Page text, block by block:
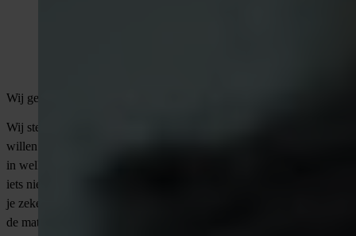
Wij geloven in aandacht boven snelheid
Wij steken veel tijd in het écht begrijpen wat iemand drijft. We
willen weten waar je enthousiast van wordt, wat je ambities zijn en
in welke omgeving jij het beste tot je recht komt. We vragen door als
iets niet helemaal klopt. En soms bellen we terug met de vraag: weet
je zeker dat dit is wat je wilt? Want alleen als het klopt, maken wij
de match.